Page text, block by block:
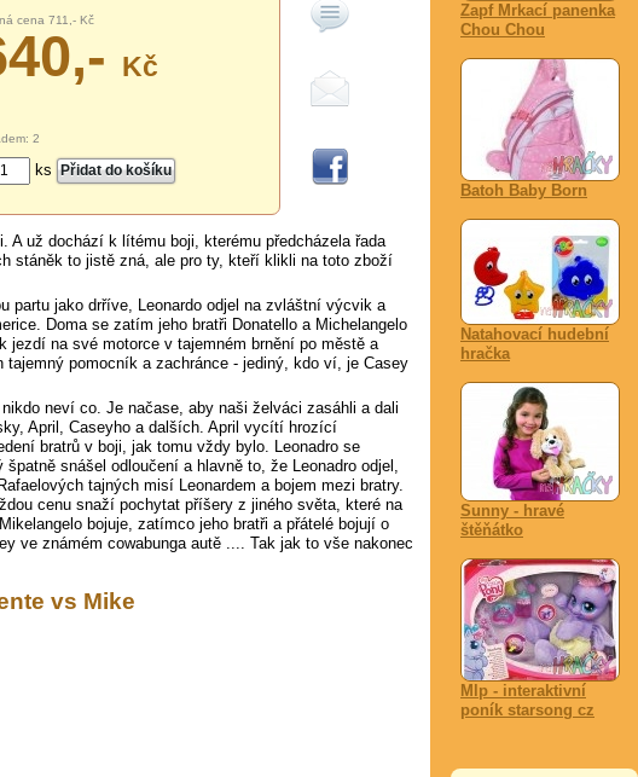
Zapf Mrkací panenka
Chou Chou
Batoh Baby Born
Natahovací hudební
hračka
Sunny - hravé
štěňátko
Mlp - interaktivní
poník starsong cz
cena 711,- Kč
Kč
2
ks
A už dochází k lítému boji, kterému předcházela řada
stáněk to jistě zná, ale pro ty, kteří klikli na toto zboží
partu jako drříve, Leonardo odjel na zvláštní výcvik a
Doma se zatím jeho bratři Donatello a Michelangelo
na své motorce v tajemném brnění po městě a
pomocník a zachránce - jediný, kdo ví, je Casey
neví co. Je načase, aby naši želváci zasáhli a dali
April, Caseyho a dalších. April vycítí hrozící
bratrů v boji, jak tomu vždy bylo. Leonadro se
snášel odloučení a hlavně to, že Leonadro odjel,
tajných misí Leonardem a bojem mezi bratry.
cenu snaží pochytat příšery z jiného světa, které na
bojuje, zatímco jeho bratři a přátelé bojují o
ve známém cowabunga autě .... Tak jak to vše nakonec
vs Mike